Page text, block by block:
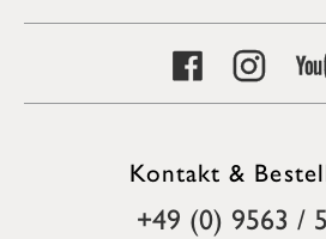
Kontakt &
+49 (0) 9563 /